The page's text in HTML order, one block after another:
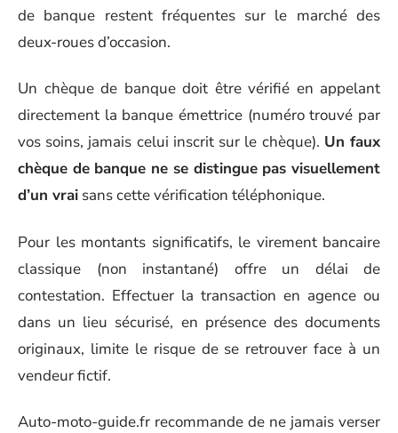
de banque restent fréquentes sur le marché des
deux-roues d’occasion.
Un chèque de banque doit être vérifié en appelant
directement la banque émettrice (numéro trouvé par
vos soins, jamais celui inscrit sur le chèque). Un faux
chèque de banque ne se distingue pas visuellement
d’un vrai sans cette vérification téléphonique.
Pour les montants significatifs, le virement bancaire
classique (non instantané) offre un délai de
contestation. Effectuer la transaction en agence ou
dans un lieu sécurisé, en présence des documents
originaux, limite le risque de se retrouver face à un
vendeur fictif.
Auto-moto-guide.fr recommande de ne jamais verser